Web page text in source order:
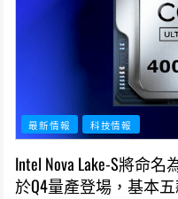
最新情報 科技情報
Intel Nova Lake-S將命
於Q4量產登場，基本